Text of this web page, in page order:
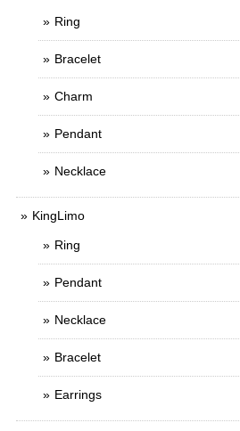
Ring
Bracelet
Charm
Pendant
Necklace
KingLimo
Ring
Pendant
Necklace
Bracelet
Earrings